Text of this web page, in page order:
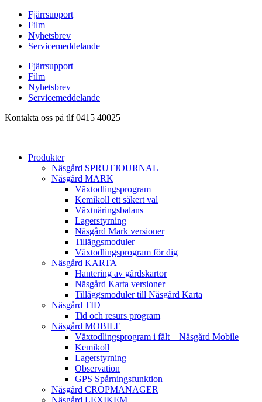
Hoppa
innehåll
Fjärrsupport
Film
Nyhetsbrev
Servicemeddelande
Fjärrsupport
Film
Nyhetsbrev
Servicemeddelande
Kontakta oss på tlf 0415 40025
Produkter
Näsgård SPRUTJOURNAL
Näsgård MARK
Växtodlingsprogram
Kemikoll ett säkert val
Växtnäringsbalans
Lagerstyrning
Näsgård Mark versioner
Tilläggsmoduler
Växtodlingsprogram för dig
Näsgård KARTA
Hantering av gårdskartor
Näsgård Karta versioner
Tilläggsmoduler till Näsgård Karta
Näsgård TID
Tid och resurs program
Näsgård MOBILE
Växtodlingsprogram i fält – Näsgård Mobile
Kemikoll
Lagerstyrning
Observation
GPS Spårningsfunktion
Näsgård CROPMANAGER
Näsgård LEXIKEM